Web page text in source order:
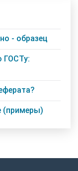
- образец
ГОСТу:
(примеры)